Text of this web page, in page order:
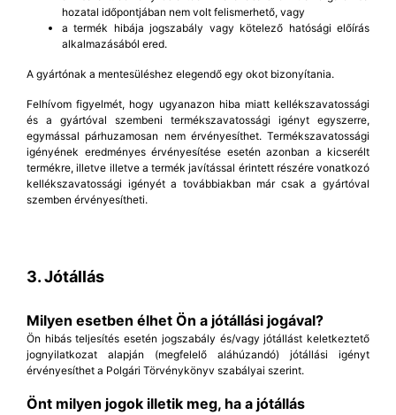
hozatal időpontjában nem volt felismerhető, vagy
a termék hibája jogszabály vagy kötelező hatósági előírás
alkalmazásából ered.
A gyártónak a mentesüléshez elegendő egy okot bizonyítania.
Felhívom figyelmét, hogy ugyanazon hiba miatt kellékszavatossági
és a gyártóval szembeni termékszavatossági igényt egyszerre,
egymással párhuzamosan nem érvényesíthet. Termékszavatossági
igényének eredményes érvényesítése esetén azonban a kicserélt
termékre, illetve illetve a termék javítással érintett részére vonatkozó
kellékszavatossági igényét a továbbiakban már csak a gyártóval
szemben érvényesítheti.
3. Jótállás
Milyen esetben élhet Ön a jótállási jogával?
Ön hibás teljesítés esetén jogszabály és/vagy jótállást keletkeztető
jognyilatkozat alapján (megfelelő aláhúzandó) jótállási igényt
érvényesíthet a Polgári Törvénykönyv szabályai szerint.
Önt milyen jogok illetik meg, ha a jótállás